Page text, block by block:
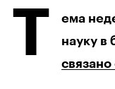
Т
ема
науку в